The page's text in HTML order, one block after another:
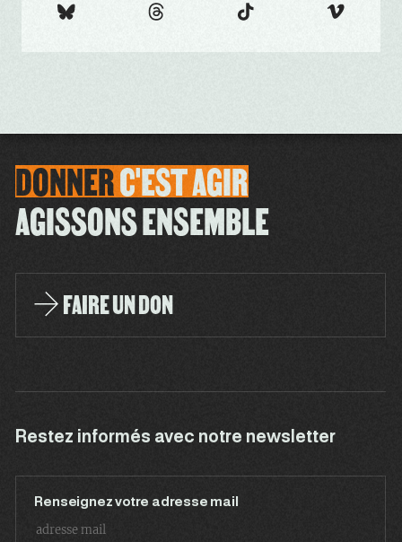
DONNERC'ESTAGIR
AGISSONS ENSEMBLE
FAIRE UN DON
Restez informés avec notre newsletter
Renseignez votre adresse mail